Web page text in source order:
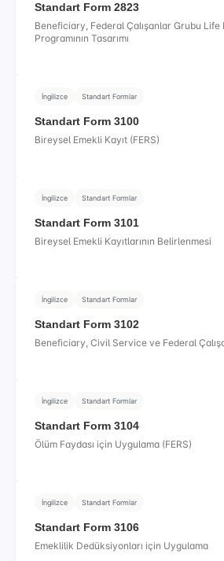
Standart Form 2823
Beneficiary, Federal Çalışanlar Grubu Life
Programının Tasarımı
İngilizce Standart Formlar
Standart Form 3100
Bireysel Emekli Kayıt (FERS)
İngilizce Standart Formlar
Standart Form 3101
Bireysel Emekli Kayıtlarının Belirlenmesi
İngilizce Standart Formlar
Standart Form 3102
Beneficiary, Civil Service ve Federal
İngilizce Standart Formlar
Standart Form 3104
Ölüm Faydası için Uygulama (FERS)
İngilizce Standart Formlar
Standart Form 3106
Emeklilik Dedüksiyonları için Uygulama